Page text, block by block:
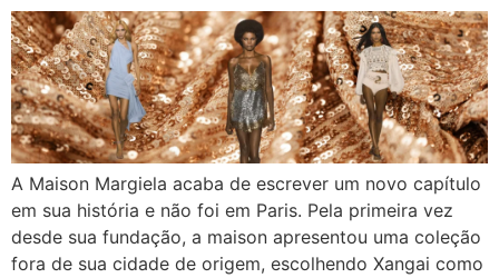
A Maison Margiela acaba de escrever um novo capítulo
em sua história e não foi em Paris. Pela primeira vez
desde sua fundação, a maison apresentou uma coleção
fora de sua cidade de origem, escolhendo Xangai como